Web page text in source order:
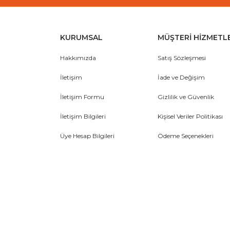
KURUMSAL
Hakkımızda
İletişim
İletişim Formu
İletişim Bilgileri
Üye Hesap Bilgileri
MÜŞTERİ
Satış Sözleşmesi
İade ve Değişim
Gizlilik ve Güvenlik
Kişisel Veriler Politikası
Ödeme Seçenekleri